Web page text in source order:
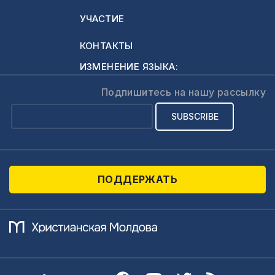
УЧАСТИЕ
КОНТАКТЫ
ИЗМЕНЕНИЕ ЯЗЫКА:
Подпишитесь на нашу рассылку
ПОДДЕРЖАТЬ